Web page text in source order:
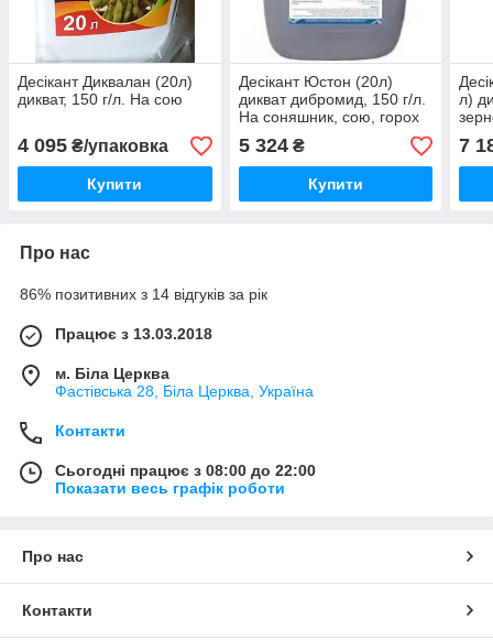
Десікант Диквалан (20л)
дикват, 150 г/л. На сою
4 095 ₴/упаковка
Купити
Десікант Юстон (20л)
дикват дибромид, 150 г/л.
На соняшник, сою, горох
5 324₴
Купити
л)
сою
7
Про нас
86% позитивних з 14 відгуків за рік
Працює з 13.03.2018
м. Біла Церква
Фастівська 28, Біла Церква, Україна
Контакти
Сьогодні працює з 08:00 до 22:00
Показати весь графік роботи
Про нас
Контакти